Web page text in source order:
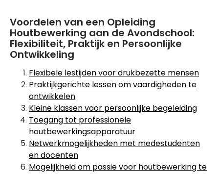
Voordelen van een Opleiding
Houtbewerking aan de Avondschool:
Flexibiliteit, Praktijk en Persoonlijke
Ontwikkeling
Flexibele lestijden voor drukbezette mensen
Praktijkgerichte lessen om vaardigheden te
ontwikkelen
Kleine klassen voor persoonlijke begeleiding
Toegang tot professionele
houtbewerkingsapparatuur
Netwerkmogelijkheden met medestudenten
en docenten
Mogelijkheid om passie voor houtbewerking te